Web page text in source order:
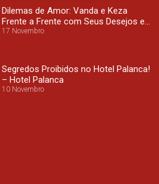
Dilemas de Amor: Vanda e Keza
Frente a Frente com Seus Desejos e
Convicções – Hotel Palanca
17 Novembro
Segredos Proibidos no Hotel Palanca!
– Hotel Palanca
10 Novembro